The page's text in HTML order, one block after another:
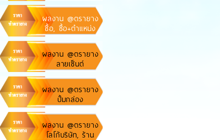
ผลงาน @ตรายาง
ชื้อ, ชื้อ+ตำแหน่ง
ผลงาน @ตรายาง
ลายเซ็นต์
ผลงาน @ตรายาง
ปั้มกล่อง
พัสดุ,ไปรษณีย์, เค
อรี่
ผลงาน @ตรายาง
โลโก้บริษัท, ร้าน